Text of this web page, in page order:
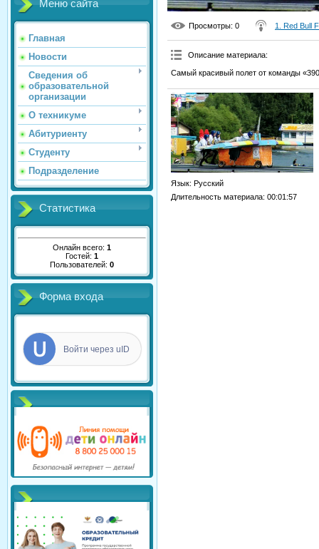
Меню сайта
Главная
Новости
Сведения об
образовательной
организации
О техникуме
Абитуриенту
Студенту
Подразделение
Статистика
Онлайн всего: 1
Гостей: 1
Пользователей: 0
Форма входа
Войти через uID
Просмотры: 0 1. Red Bull
Описание материала:
Самый красивый полет от команды
Язык: Русский
Длительность материала: 00:01:57